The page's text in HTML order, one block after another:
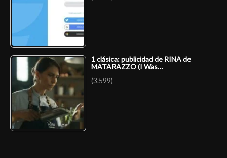
1 clásica: publicidad de RINA de
MATARAZZO (I Was…
(3.599)